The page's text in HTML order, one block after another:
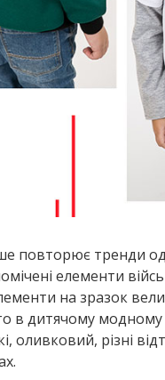
повторює тренди
елементи
на зразок
в дитячому модному
різні